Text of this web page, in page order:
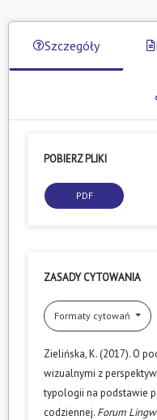
Szczegóły
POBIERZ PLIKI
PDF
ZASADY CYTOWANIA
Formaty cytowań
Zielińska, K. (2017). O
wizualnymi z
typologii na podstawie
codziennej. Forum